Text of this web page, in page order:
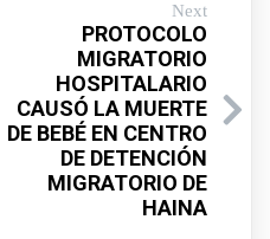
Next
PROTOCOLO
MIGRATORIO
HOSPITALARIO
CAUSÓ LA MUERTE
DE BEBÉ EN CENTRO
DE DETENCIÓN
MIGRATORIO DE
HAINA